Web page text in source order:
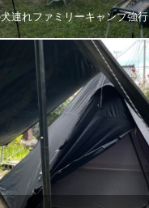
連れファミリーキャンプ強行